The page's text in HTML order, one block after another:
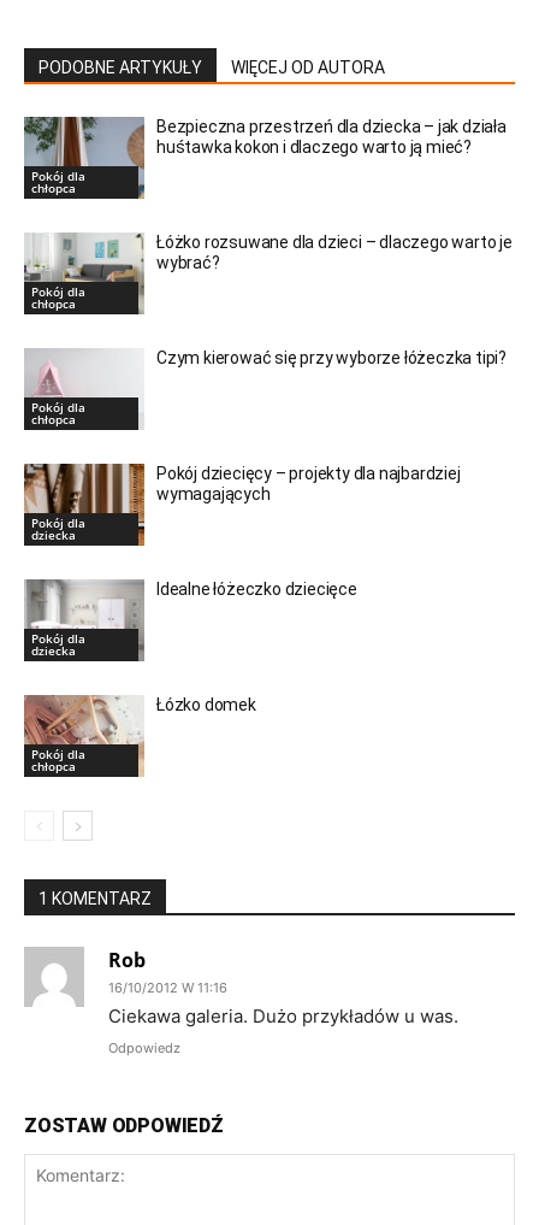
PODOBNE ARTYKUŁY WIĘCEJ OD AUTORA
Pokój dla
chłopca
Bezpieczna przestrzeń dla dziecka – jak działa
huśtawka kokon i dlaczego warto ją mieć?
Pokój dla
chłopca
Łóżko rozsuwane dla dzieci – dlaczego warto je
wybrać?
Pokój dla
chłopca
Czym kierować się przy wyborze łóżeczka tipi?
Pokój dla
dziecka
Pokój dziecięcy – projekty dla najbardziej
wymagających
Pokój dla
dziecka
Idealne łóżeczko dziecięce
Pokój dla
chłopca
Łózko domek
1 KOMENTARZ
Rob
16/10/2012 W 11:16
Ciekawa galeria. Dużo przykładów u was.
Odpowiedz
ZOSTAW ODPOWIEDŹ